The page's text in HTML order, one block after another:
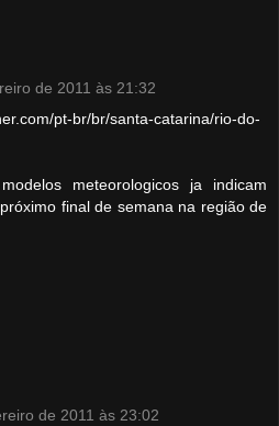
de 2011 às 21:32
pt-br/br/santa-catarina/rio-do-
meteorologicos ja indicam
final de semana na região de
de 2011 às 23:02